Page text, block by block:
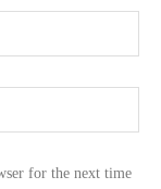
for the next time